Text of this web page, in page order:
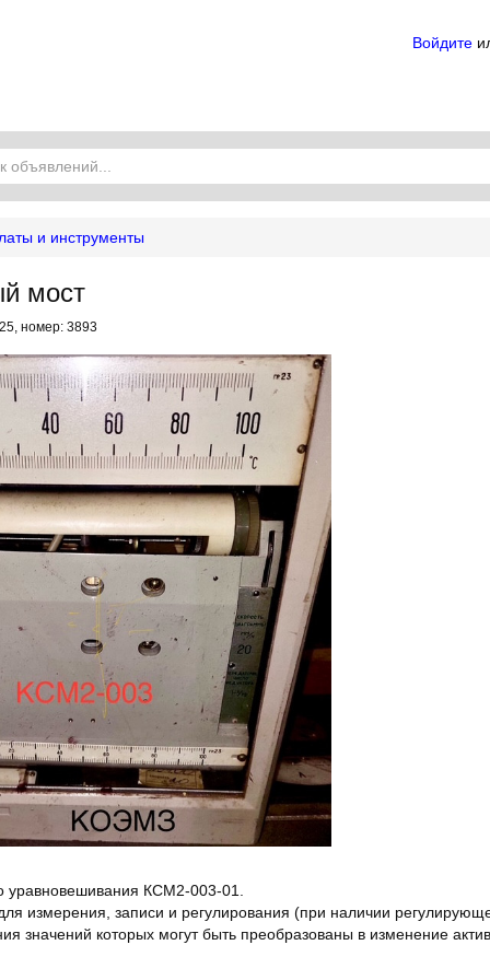
Войдите
и инструменты
мост
номер: 3893
КСМ2-003-01.
измерения, записи и регулирования (при наличии
значений которых могут быть преобразованы в изменение